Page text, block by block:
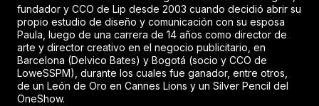
fundador y CCO de Lip desde 2003 cuando decidió abrir su
propio estudio de diseño y comunicación con su esposa
Paula, luego de una carrera de 14 años como director de
arte y director creativo en el negocio publicitario, en
Barcelona (Delvico Bates) y Bogotá (socio y CCO de
LoweSSPM), durante los cuales fue ganador, entre otros,
de un León de Oro en Cannes Lions y un Silver Pencil del
OneShow.